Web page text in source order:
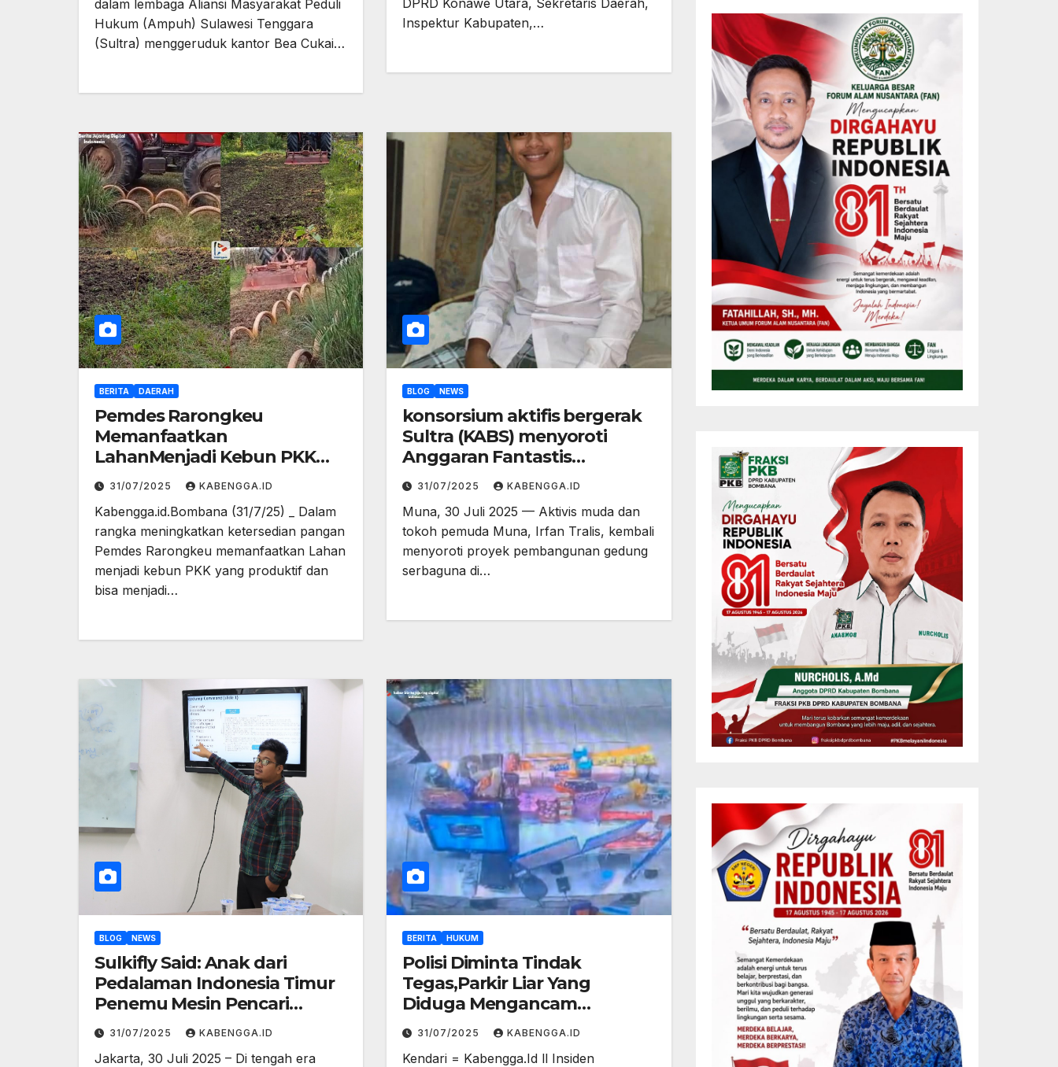
dalam lembaga Aliansi Masyarakat Peduli
Hukum (Ampuh) Sulawesi Tenggara
(Sultra) menggeruduk kantor Bea Cukai…
DPRD Konawe Utara, Sekretaris Daerah,
Inspektur Kabupaten,…
BERITA DAERAH
Pemdes Rarongkeu
Memanfaatkan
LahanMenjadi Kebun PKK
Yang Produktif
31/07/2025 KABENGGA.ID
Kabengga.id.Bombana (31/7/25) _ Dalam
rangka meningkatkan ketersedian pangan
Pemdes Rarongkeu memanfaatkan Lahan
menjadi kebun PKK yang produktif dan
bisa menjadi…
BLOG NEWS
konsorsium aktifis bergerak
Sultra (KABS) menyoroti
Anggaran Fantastis
Pembangunan Gedung
Serbaguna Motewe: Rp75
Miliar Tanpa Kepastian
Penyelesaian
31/07/2025 KABENGGA.ID
Muna, 30 Juli 2025 — Aktivis muda dan
tokoh pemuda Muna, Irfan Tralis, kembali
menyoroti proyek pembangunan gedung
serbaguna di…
BLOG NEWS
Sulkifly Said: Anak dari
Pedalaman Indonesia Timur
Penemu Mesin Pencari
SearchX untuk Indonesia
31/07/2025 KABENGGA.ID
Jakarta, 30 Juli 2025 – Di tengah era
BERITA HUKUM
Polisi Diminta Tindak
Tegas,Parkir Liar Yang
Diduga Mengancam
Karyawan Indomaret di
Kendari
31/07/2025 KABENGGA.ID
Kendari = Kabengga.Id ll Insiden